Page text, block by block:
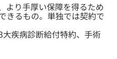
より手厚い保障を得るため
きるもの。単独では契約で
疾病診断給付特約、手術